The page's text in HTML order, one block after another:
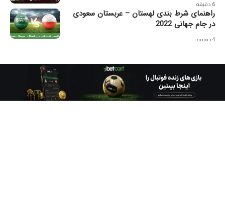
6 دقیقه
راهنمای شرط بندی لهستان – عربستان سعودی
در جام جهانی 2022
4 دقیقه